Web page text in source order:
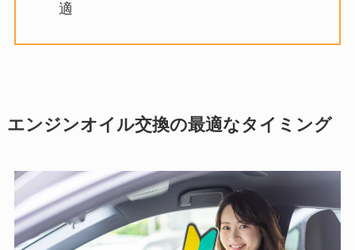
適
エンジンオイル交換の最適なタイミング